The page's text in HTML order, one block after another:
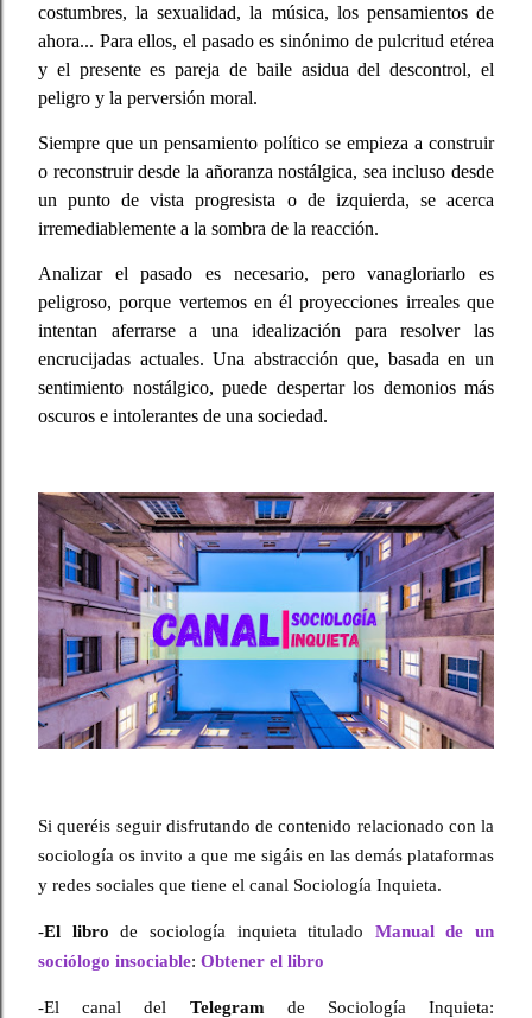
costumbres, la sexualidad, la música, los pensamientos de
ahora... Para ellos, el pasado es sinónimo de pulcritud etérea
y el presente es pareja de baile asidua del descontrol, el
peligro y la perversión moral.
Siempre que un pensamiento político se empieza a construir
o reconstruir desde la añoranza nostálgica, sea incluso desde
un punto de vista progresista o de izquierda, se acerca
irremediablemente a la sombra de la reacción.
Analizar el pasado es necesario, pero vanagloriarlo es
peligroso, porque vertemos en él proyecciones irreales que
intentan aferrarse a una idealización para resolver las
encrucijadas actuales. Una abstracción que, basada en un
sentimiento nostálgico, puede despertar los demonios más
oscuros e intolerantes de una sociedad.
Si queréis seguir disfrutando de contenido relacionado con la
sociología os invito a que me sigáis en las demás plataformas
y redes sociales que tiene el canal Sociología Inquieta.
-El libro de sociología inquieta titulado Manual de un
sociólogo insociable: Obtener el libro
-El canal del Telegram